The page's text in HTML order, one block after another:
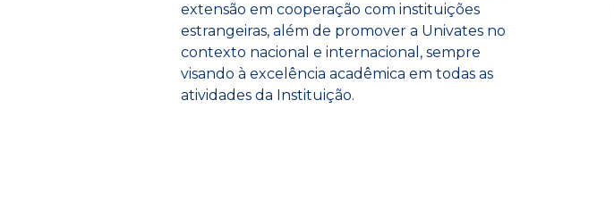
extensão em cooperação com instituições
estrangeiras, além de promover a Univates no
contexto nacional e internacional, sempre
visando à excelência acadêmica em todas as
atividades da Instituição.